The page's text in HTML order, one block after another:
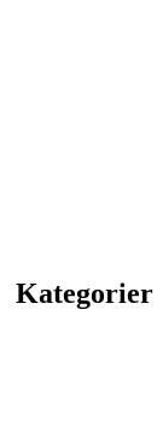
Kategorier